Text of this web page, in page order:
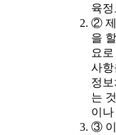
육
② 제
을
요
사항
정
는
이
③ 이